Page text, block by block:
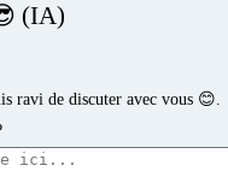
(IA)
ravi de discuter avec vous 😊.